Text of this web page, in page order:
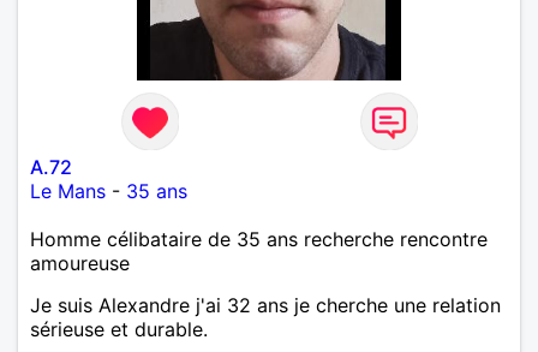
A.72
Le Mans - 35 ans
Homme célibataire de 35 ans recherche rencontre
amoureuse
Je suis Alexandre j'ai 32 ans je cherche une relation
sérieuse et durable.